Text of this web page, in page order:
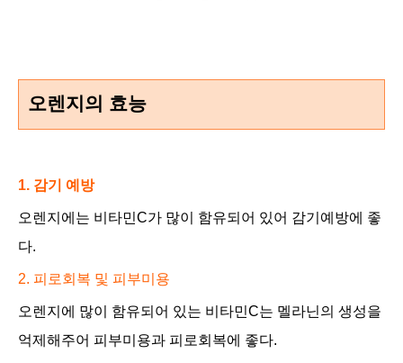
오렌지의 효능
1. 감기 예방
오렌지에는 비타민C가 많이 함유되어 있어 감기예방에 좋
다.
2. 피로회복 및 피부미용
오렌지에 많이 함유되어 있는 비타민C는 멜라닌의 생성을
억제해주어 피부미용과 피로회복에 좋다.